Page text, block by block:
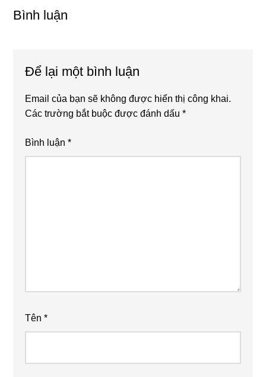
Interactions
Bình luận
Để lại một bình luận
Email của bạn sẽ không được hiển thị công khai.
Các trường bắt buộc được đánh dấu*
Bình luận*
Tên*